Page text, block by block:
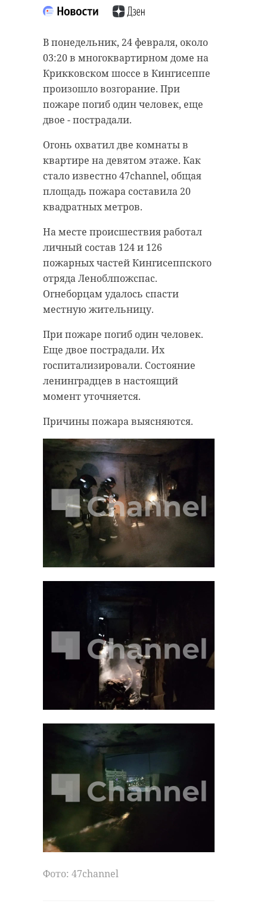
В понедельник, 24 февраля, около
03:20 в многоквартирном доме на
Крикковском шоссе в Кингисеппе
произошло возгорание. При
пожаре погиб один человек, еще
двое - пострадали.
Огонь охватил две комнаты в
квартире на девятом этаже. Как
стало известно 47channel, общая
площадь пожара составила 20
квадратных метров.
На месте происшествия работал
личный состав 124 и 126
пожарных частей Кингисеппского
отряда Леноблпожспас.
Огнеборцам удалось спасти
местную жительницу.
При пожаре погиб один человек.
Еще двое пострадали. Их
госпитализировали. Состояние
ленинградцев в настоящий
момент уточняется.
Причины пожара выясняются.
Фото: 47channel